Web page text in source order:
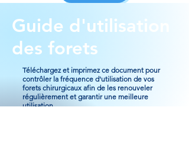
Guide d'utilisation
des forets
Téléchargez et imprimez ce document pour
contrôler la fréquence d'utilisation de vos
forets chirurgicaux afin de les renouveler
régulièrement et garantir une meilleure
utilisation.